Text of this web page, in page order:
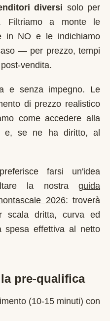
diversi solo per
Filtriamo a monte le
in NO e le indichiamo
— per prezzo, tempi
vendita.
e senza impegno. Le
di prezzo realistico
come accedere alla
se ne ha diritto, al
farsi un'idea
la nostra
guida
2026: troverà
scala dritta, curva ed
spesa effettiva al netto
pre-qualifica
(10-15 minuti) con